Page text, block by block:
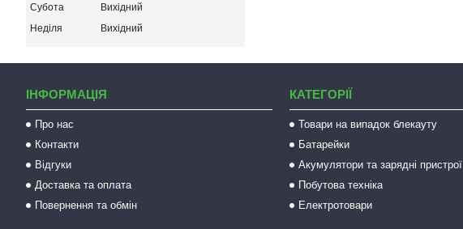
Субота
Вихідний
Неділя
Вихідний
ІНФОРМАЦІЯ
Про нас
Контакти
Відгуки
Доставка та оплата
Повернення та обмін
КАТЕГОРІЇ
Товари на випадок блекауту
Батарейки
Акумулятори та зарядні пристрої
Побутова техніка
Електротовари